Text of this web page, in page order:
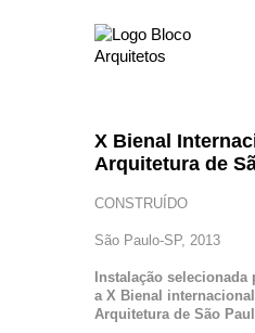
X Bienal
Arquitetura de
CONSTRUÍDO
São Paulo-SP, 2013
Instalação selecionada
a X Bienal
Arquitetura de São